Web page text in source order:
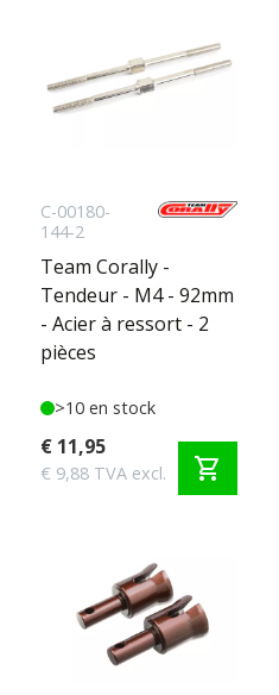
C-00180-
144-2
Team Corally -
Tendeur - M4 - 92mm
- Acier à ressort - 2
pièces
>10 en stock
€ 11,95
€ 9,88 TVA excl. shopping_cart